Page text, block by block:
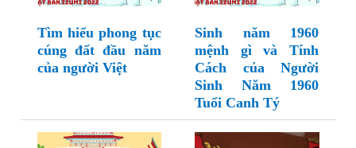
Tìm hiểu phong tục
cúng đất đầu năm
của người Việt
Sinh năm 1960
mệnh gì và Tính
Cách của Người
Sinh Năm 1960
Tuổi Canh Tý